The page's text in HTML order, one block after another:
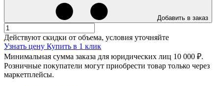
Добавить в заказ
Действуют скидки от объема, условия уточняйте
Узнать цену Купить в 1 клик
Минимальная сумма заказа для юридических лиц 10 000 ₽.
Розничные покупатели могут приобрести товар только через
маркетплейсы.